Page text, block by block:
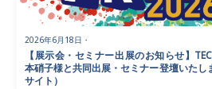
2026年6月18日 ・
【展示会・セミナー出展のお知らせ】
本硝子様と共同出展・セミナー登壇いた
サイト）